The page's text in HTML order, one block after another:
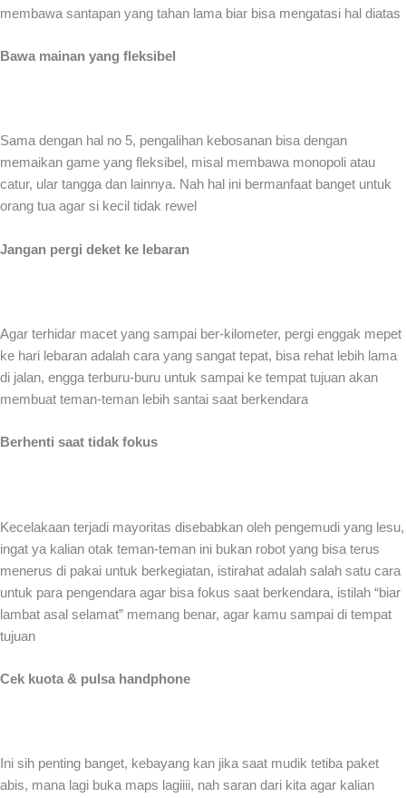
membawa santapan yang tahan lama biar bisa mengatasi hal diatas
Bawa mainan yang fleksibel
Sama dengan hal no 5, pengalihan kebosanan bisa dengan
memaikan game yang fleksibel, misal membawa monopoli atau
catur, ular tangga dan lainnya. Nah hal ini bermanfaat banget untuk
orang tua agar si kecil tidak rewel
Jangan pergi deket ke lebaran
Agar terhidar macet yang sampai ber-kilometer, pergi enggak mepet
ke hari lebaran adalah cara yang sangat tepat, bisa rehat lebih lama
di jalan, engga terburu-buru untuk sampai ke tempat tujuan akan
membuat teman-teman lebih santai saat berkendara
Berhenti saat tidak fokus
Kecelakaan terjadi mayoritas disebabkan oleh pengemudi yang lesu,
ingat ya kalian otak teman-teman ini bukan robot yang bisa terus
menerus di pakai untuk berkegiatan, istirahat adalah salah satu cara
untuk para pengendara agar bisa fokus saat berkendara, istilah “biar
lambat asal selamat” memang benar, agar kamu sampai di tempat
tujuan
Cek kuota & pulsa handphone
Ini sih penting banget, kebayang kan jika saat mudik tetiba paket
abis, mana lagi buka maps lagiiii, nah saran dari kita agar kalian